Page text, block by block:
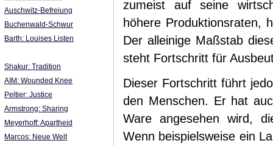
Auschwitz-Befreiung
Buchenwald-Schwur
Barth: Louises Listen
Shakur: Tradition
AIM: Wounded Knee
Peltier: Justice
Armstrong: Sharing
Meyerhoff: Apartheid
Marcos: Neue Welt
zumeist auf seine
höhere Produktionsraten,
Der alleinige Maßstab
steht Fortschritt für
Dieser Fortschritt führt
den Menschen. Er hat
Ware angesehen wird,
Wenn beispielsweise ein